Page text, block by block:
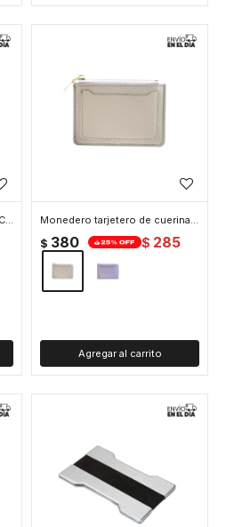
Monedero tarjetero bicolor - Celeste Monedero tarjetero de cuerina - Gris
$ 380 $ 285